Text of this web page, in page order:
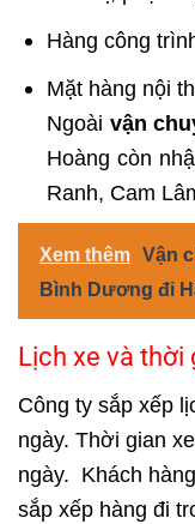
Hàng công
Mặt hàng nội
Ngoài vận
Hoàng còn
Ranh, Cam
Xem thêm Vận
Bình Dương đi
Lịch xe và thời
Công ty sắp xếp
ngày. Thời gian
ngày. Khách
sắp xếp hàng đi